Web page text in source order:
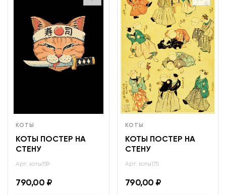
КОТЫ
КОТЫ ПОСТЕР НА
СТЕНУ
Арт: коты159
790,00 ₽
КОТЫ
КОТЫ ПОСТЕР НА
СТЕНУ
Арт: коты175
790,00 ₽